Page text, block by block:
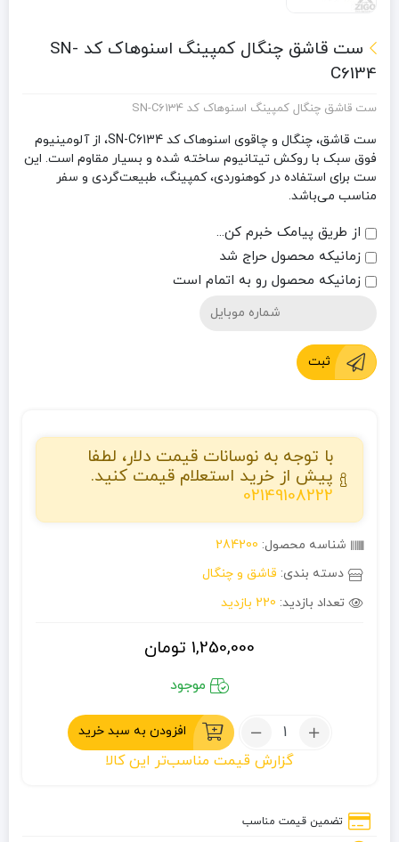
ست قاشق چنگال کمپینگ اسنوهاک کد SN-
C6134
ست قاشق چنگال کمپینگ اسنوهاک کد SN-C6134
ست قاشق، چنگال و چاقوی اسنوهاک کد SN-C6134، از آلومینیوم
فوق سبک با روکش تیتانیوم ساخته شده و بسیار مقاوم است. این
ست برای استفاده در کوهنوردی، کمپینگ، طبیعت‌گردی و سفر
مناسب می‌باشد.
از طریق پیامک خبرم کن...
زمانیکه محصول حراج شد
زمانیکه محصول رو به اتمام است
ثبت
با توجه به نوسانات قیمت دلار، لطفا
پیش از خرید استعلام قیمت کنید.
02149108222
شناسه محصول: 284200
دسته بندی: قاشق و چنگال
تعداد بازدید: 220 بازدید
1,250,000 تومان
موجود
تعداد:
قاشق
اسنوهاک
افزودن به سبد خرید
گزارش قیمت مناسب‌تر این کالا
تضمین قیمت مناسب